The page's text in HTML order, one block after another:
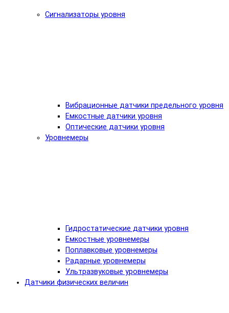
Сигнализаторы уровня
Вибрационные датчики предельного уровня
Емкостные датчики уровня
Оптические датчики уровня
Уровнемеры
Гидростатические датчики уровня
Емкостные уровнемеры
Поплавковые уровнемеры
Радарные уровнемеры
Ультразвуковые уровнемеры
Датчики физических величин